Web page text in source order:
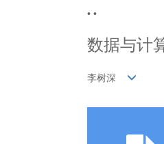
• •
数据与计
李树深